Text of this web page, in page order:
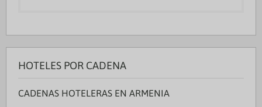
HOTELES POR CADENA
CADENAS HOTELERAS EN ARMENIA